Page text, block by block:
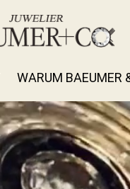
WARUM BAEUMER